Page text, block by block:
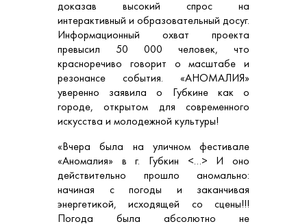
доказав высокий спрос на
интерактивный и образовательный досуг.
Информационный охват проекта
превысил 50 000 человек, что
красноречиво говорит о масштабе и
резонансе события. «АНОМАЛИЯ»
уверенно заявила о Губкине как о
городе, открытом для современного
искусства и молодежной культуры!
«Вчера была на уличном фестивале
«Аномалия» в г. Губкин <…> И оно
действительно прошло аномально:
начиная с погоды и заканчивая
энергетикой, исходящей со сцены!!!
Погода была абсолютно не